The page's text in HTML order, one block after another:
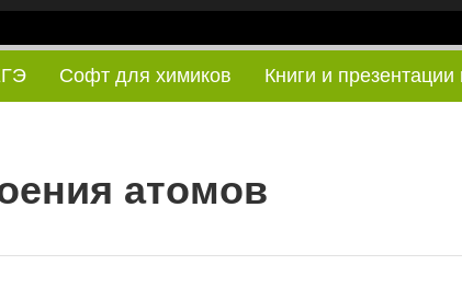
Софт для химиков Книги и
атомов